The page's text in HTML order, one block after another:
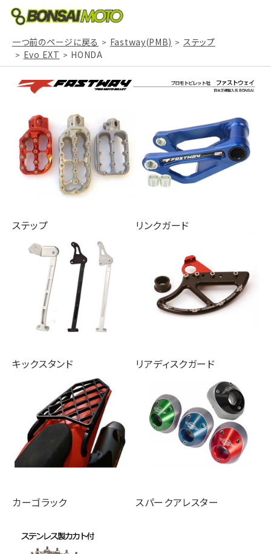
一つ前のページに戻る Fastway(PMB)
ステップ
Evo EXT
HONDA
ステップ リンクガード
キックスタンド リアディスクガード
カーゴラック スパークアレスター